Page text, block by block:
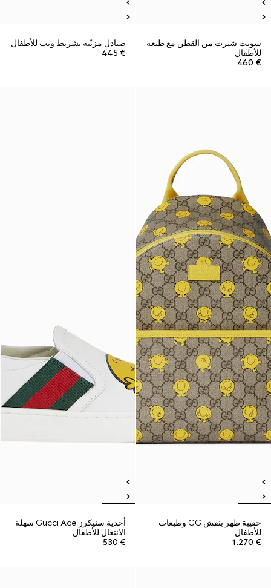
سويت شيرت من القطن مع طبعة
للأطفال
€ 460
صنادل مزيّنة بشريط ويب للأطفال
€ 445
حقيبة ظهر بنقش GG وطبعات
للأطفال
€ 1.270
أحذية سنيكرز Gucci Ace سهلة
الانتعال للأطفال
€ 530